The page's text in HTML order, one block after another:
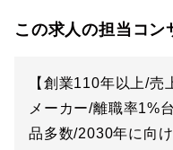
この求人の担当コン
【創業110年以上/
メーカー/離職率1%
品多数/2030年に向